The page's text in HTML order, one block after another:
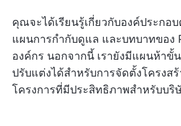
คุณจะได้เรียนรู้เกี่ยวกับองค์ประกอบ
แผนการกำกับดูแล และบทบาทของ
องค์กร นอกจากนี้ เรายังมีแผนห้าขั้
ปรับแต่งได้สำหรับการจัดตั้งโครงส
โครงการที่มีประสิทธิภาพสำหรับบ